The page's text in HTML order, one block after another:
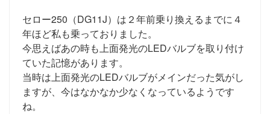
セロー250（DG11J）は２年前乗り換えるまでに４
年ほど私も乗っておりました。
今思えばあの時も上面発光のLEDバルブを取り付け
ていた記憶があります。
当時は上面発光のLEDバルブがメインだった気がし
ますが、今はなかなか少なくなっているようです
ね。